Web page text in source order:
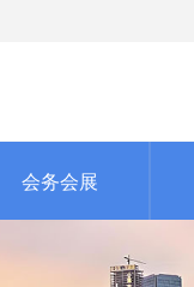
会务会展